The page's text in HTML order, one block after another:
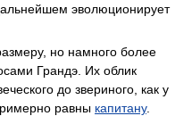
эволюционирует
но намного более
Грандэ. Их облик
до звериного, как у
равны капитану.